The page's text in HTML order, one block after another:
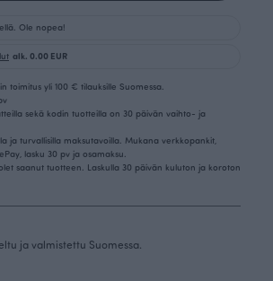
Ole nopea!
alk. 0.00 EUR
toimitus yli 100 € tilauksille Suomessa.
sekä kodin tuotteilla on 30 päivän vaihto- ja
ja turvallisilla maksutavoilla. Mukana verkkopankit,
lasku 30 pv ja osamaksu.
saanut tuotteen. Laskulla 30 päivän kuluton ja koroton
ja valmistettu Suomessa.